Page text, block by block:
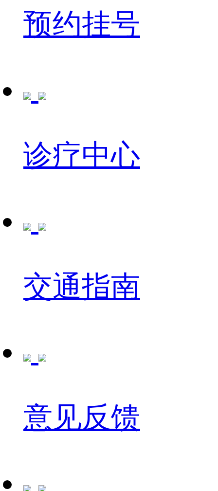
预约挂号
诊疗中心
交通指南
意见反馈